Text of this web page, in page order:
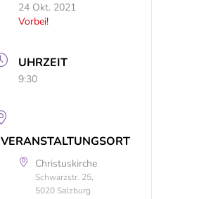
24 Okt. 2021
Vorbei!
UHRZEIT
9:30
VERANSTALTUNGSORT
Christuskirche
Schwarzstr. 25,
5020 Salzburg